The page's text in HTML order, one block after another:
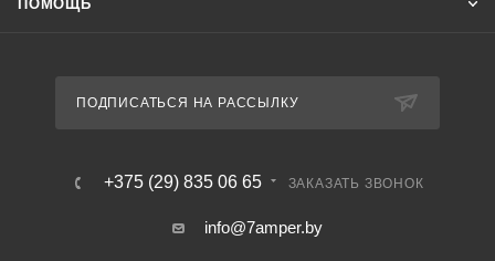
ПОМОЩЬ
ПОДПИСАТЬСЯ НА РАССЫЛКУ
+375 (29) 835 06 65 ЗАКАЗАТЬ ЗВОНОК
info@7amper.by